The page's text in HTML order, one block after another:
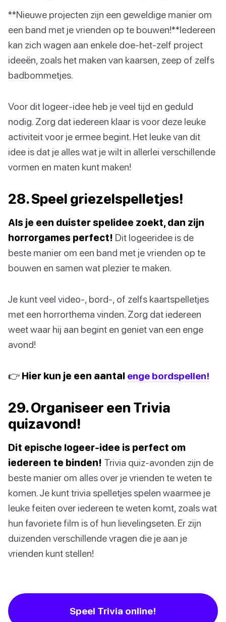
**Nieuwe projecten zijn een geweldige manier om
een band met je vrienden op te bouwen!**Iedereen
kan zich wagen aan enkele doe-het-zelf project
ideeën, zoals het maken van kaarsen, zeep of zelfs
badbommetjes.
Voor dit logeer-idee heb je veel tijd en geduld
nodig. Zorg dat iedereen klaar is voor deze leuke
activiteit voor je ermee begint. Het leuke van dit
idee is dat je alles wat je wilt in allerlei verschillende
vormen en maten kunt maken!
28. Speel griezelspelletjes!
Als je een duister spelidee zoekt, dan zijn
horrorgames perfect! Dit logeeridee is de
beste manier om een band met je vrienden op te
bouwen en samen wat plezier te maken.
Je kunt veel video-, bord-, of zelfs kaartspelletjes
met een horrorthema vinden. Zorg dat iedereen
weet waar hij aan begint en geniet van een enge
avond!
👉 Hier kun je een aantal enge bordspellen!
29. Organiseer een Trivia
quizavond!
Dit epische logeer-idee is perfect om
iedereen te binden! Trivia quiz-avonden zijn de
beste manier om alles over je vrienden te weten te
komen. Je kunt trivia spelletjes spelen waarmee je
leuke feiten over iedereen te weten komt, zoals wat
hun favoriete film is of hun lievelingseten. Er zijn
duizenden verschillende vragen die je aan je
vrienden kunt stellen!
Speel Trivia online!